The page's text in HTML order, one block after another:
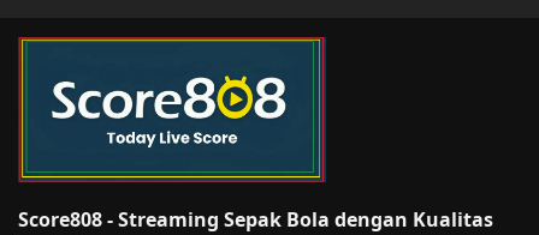
Score808 - Streaming Sepak Bola dengan Kualitas